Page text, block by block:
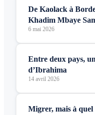
De Kaolack à
Khadim Mbaye
6 mai 2026
Entre deux pays,
d’Ibrahima
14 avril 2026
Migrer, mais à